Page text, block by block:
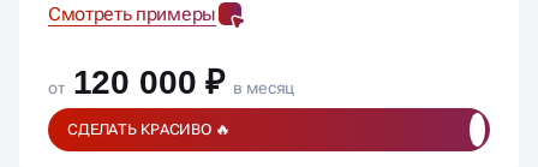
Смотреть примеры
от 120 000 ₽ в месяц
СДЕЛАТЬ КРАСИВО 🔥